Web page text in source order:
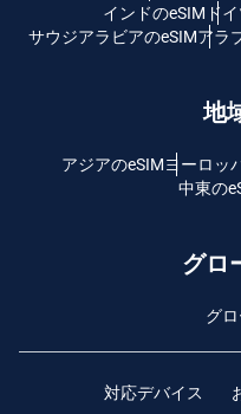
インドのeSIM ド
サウジアラビアのeSIMアラ
地
アジアのeSIMヨーロッ
中東の
グロ
グ
対応デバイス